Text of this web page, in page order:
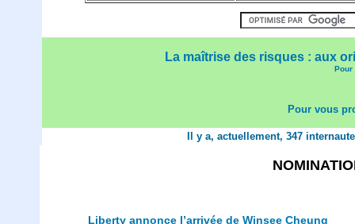
La maîtrise des risques : aux
Pour
Pour vous
Il y a, actuellement, 347
Liberty annonce l’arrivée de Winsee Cheung